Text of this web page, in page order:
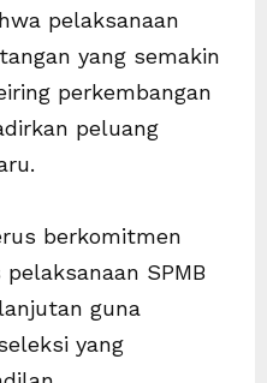
pelaksanaan
yang semakin
perkembangan
peluang
berkomitmen
SPMB
guna
yang